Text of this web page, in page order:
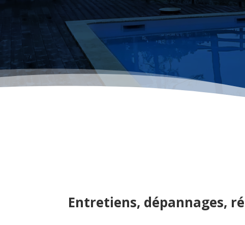
Entretiens, dépannages,